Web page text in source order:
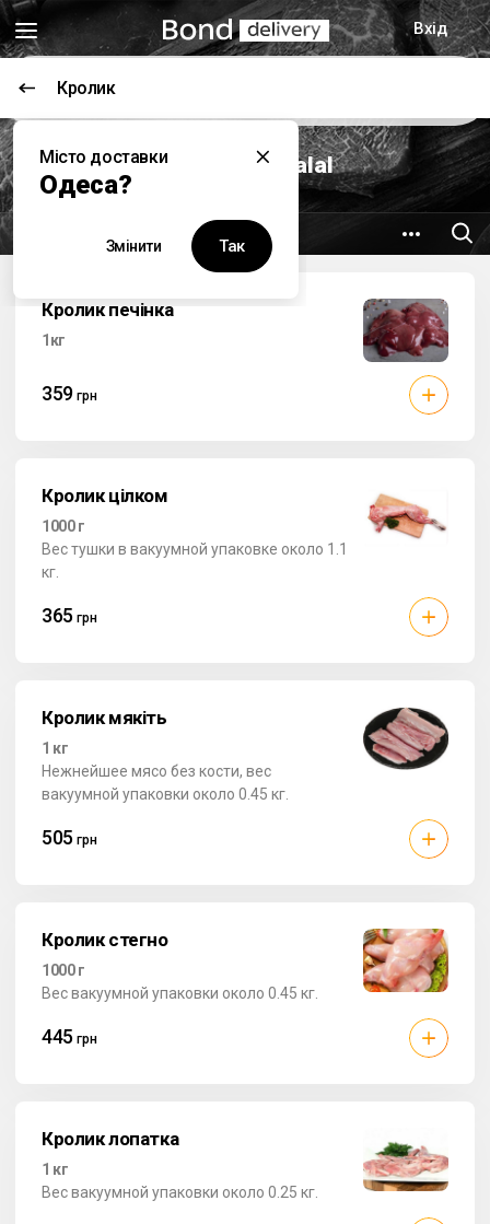
Місто доставки
Одеса?
Змінити Так
Вхід
М'ясний Маркет Halal
1.5 км
Кролик
Кролик печінка
1кг
359 грн
Кролик цілком
1000 г
Вес тушки в вакуумной упаковке около 1.1
кг.
365 грн
Кролик мякіть
1 кг
Нежнейшее мясо без кости, вес
вакуумной упаковки около 0.45 кг.
505 грн
Кролик стегно
1000 г
Вес вакуумной упаковки около 0.45 кг.
445 грн
Кролик лопатка
1 кг
Вес вакуумной упаковки около 0.25 кг.